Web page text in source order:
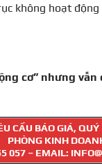
không hoạt
cơ” nhưng vẫn
CẦU BÁO GIÁ,
PHÒNG KINH
057– EMAIL: